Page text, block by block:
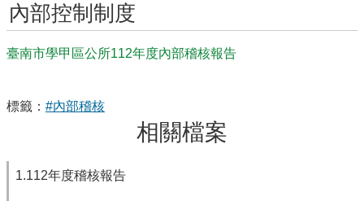
內部控制制度
臺南市學甲區公所112年度內部稽核報告
標籤： #內部稽核
相關檔案
1.112年度稽核報告